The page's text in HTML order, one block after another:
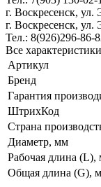
г. Воскресенск, ул.
г. Воскресенск, ул.
Тел.: 8(926)296-86-
Все характеристики
Артикул
Бренд
Гарантия
ШтрихКод
Страна
Диаметр, мм
Рабочая длина (L),
Общая длина (G),